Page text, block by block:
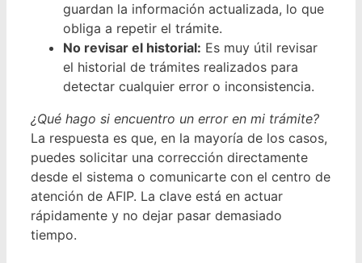
guardan la información actualizada, lo que
obliga a repetir el trámite.
No revisar el historial: Es muy útil revisar
el historial de trámites realizados para
detectar cualquier error o inconsistencia.
¿Qué hago si encuentro un error en mi trámite?
La respuesta es que, en la mayoría de los casos,
puedes solicitar una corrección directamente
desde el sistema o comunicarte con el centro de
atención de AFIP. La clave está en actuar
rápidamente y no dejar pasar demasiado
tiempo.